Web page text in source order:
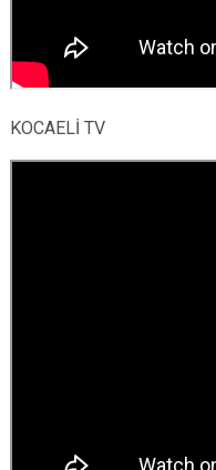
KOCAELİ TV